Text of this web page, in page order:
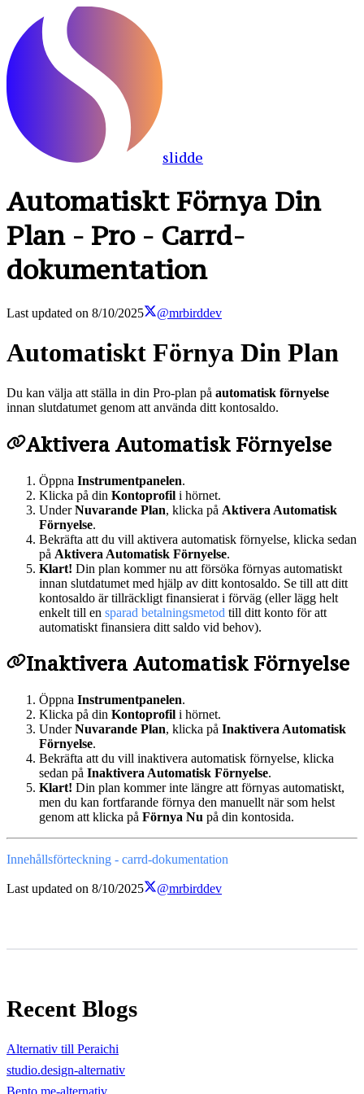
slidde
Automatiskt Förnya Din
Plan - Pro - Carrd-
dokumentation
Last updated on 8/10/2025 @mrbirddev
Automatiskt Förnya Din Plan
Du kan välja att ställa in din Pro-plan på automatisk förnyelse
innan slutdatumet genom att använda ditt kontosaldo.
Aktivera Automatisk Förnyelse
Öppna Instrumentpanelen.
Klicka på din Kontoprofil i hörnet.
UnderNuvarande Plan, klicka på Aktivera Automatisk
Förnyelse.
Bekräfta att du vill aktivera automatisk förnyelse, klicka sedan
på Aktivera Automatisk Förnyelse.
Klart! Din plan kommer nu att försöka förnyas automatiskt
innan slutdatumet med hjälp av ditt kontosaldo. Se till att ditt
kontosaldo är tillräckligt finansierat i förväg (eller lägg helt
enkelt till en sparad betalningsmetod till ditt konto för att
automatiskt finansiera ditt saldo vid behov).
Inaktivera Automatisk Förnyelse
Öppna Instrumentpanelen.
Klicka på din Kontoprofil i hörnet.
UnderNuvarande Plan, klicka på Inaktivera Automatisk
Förnyelse.
Bekräfta att du vill inaktivera automatisk förnyelse, klicka
sedan på Inaktivera Automatisk Förnyelse.
Klart! Din plan kommer inte längre att förnyas automatiskt,
men du kan fortfarande förnya den manuellt när som helst
genom att klicka på Förnya Nu på din kontosida.
Innehållsförteckning - carrd-dokumentation
Last updated on 8/10/2025 @mrbirddev
Recent Blogs
Alternativ till Peraichi
studio.design-alternativ